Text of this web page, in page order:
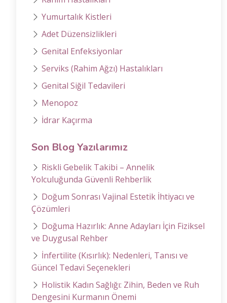
Yumurtalık Kistleri
Adet Düzensizlikleri
Genital Enfeksiyonlar
Serviks (Rahim Ağzı) Hastalıkları
Genital Siğil Tedavileri
Menopoz
İdrar Kaçırma
Son Blog Yazılarımız
Riskli Gebelik Takibi – Annelik
Yolculuğunda Güvenli Rehberlik
Doğum Sonrası Vajinal Estetik İhtiyacı ve
Çözümleri
Doğuma Hazırlık: Anne Adayları İçin Fiziksel
ve Duygusal Rehber
İnfertilite (Kısırlık): Nedenleri, Tanısı ve
Güncel Tedavi Seçenekleri
Holistik Kadın Sağlığı: Zihin, Beden ve Ruh
Dengesini Kurmanın Önemi